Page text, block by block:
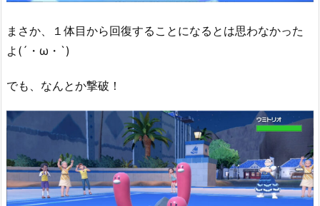
まさか、１体目から回復することになるとは思わなかった
よ(´・ω・`)
でも、なんとか撃破！